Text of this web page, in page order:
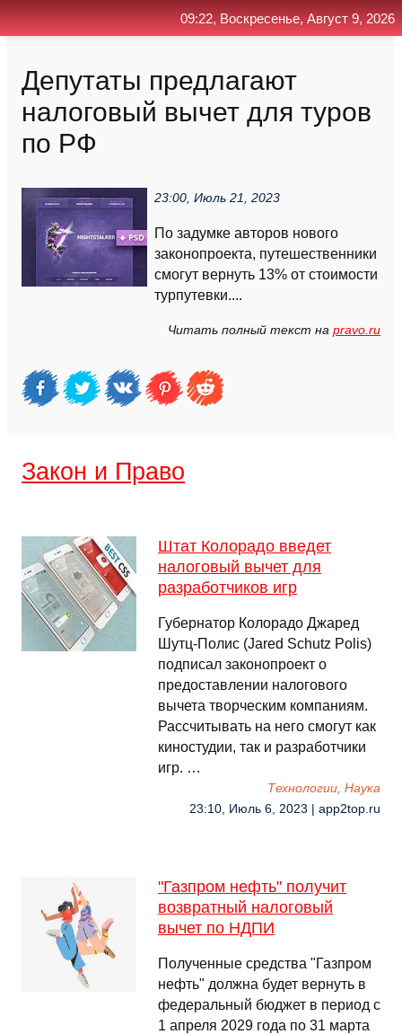
Депутаты предлагают
налоговый вычет для туров
по РФ
23:00, Июль 21, 2023
По задумке авторов нового
законопроекта, путешественники
смогут вернуть 13% от стоимости
турпутевки....
Читать полный текст на pravo.ru
Закон и Право
Штат Колорадо введет
налоговый вычет для
разработчиков игр
Губернатор Колорадо Джаред
Шутц-Полис (Jared Schutz Polis)
подписал законопроект о
предоставлении налогового
вычета творческим компаниям.
Рассчитывать на него смогут как
киностудии, так и разработчики
игр. …
Технологии, Наука
23:10, Июль 6, 2023 | app2top.ru
"Газпром нефть" получит
возвратный налоговый
вычет по НДПИ
Полученные средства "Газпром
нефть" должна будет вернуть в
федеральный бюджет в период с
1 апреля 2029 года по 31 марта
09:22, Воскресенье, Август 9, 2026